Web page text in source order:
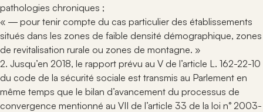
pathologies chroniques ;
« ― pour tenir compte du cas particulier des établissements
situés dans les zones de faible densité démographique, zones
de revitalisation rurale ou zones de montagne. »
2. Jusqu’en 2018, le rapport prévu au V de l’article L. 162-22-10
du code de la sécurité sociale est transmis au Parlement en
même temps que le bilan d’avancement du processus de
convergence mentionné au VII de l’article 33 de la loi n° 2003-